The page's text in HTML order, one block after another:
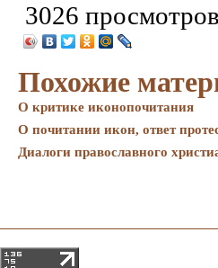
3026 просмотров
Похожие
О критике иконопочитания
О почитании икон, ответ
Диалоги православного